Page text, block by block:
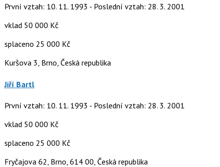
První vztah: 10. 11. 1993 - Poslední vztah: 28. 3. 2001
vklad 50 000 Kč
splaceno 25 000 Kč
Kuršova 3, Brno, Česká republika
Jiří Bartl
První vztah: 10. 11. 1993 - Poslední vztah: 28. 3. 2001
vklad 50 000 Kč
splaceno 25 000 Kč
Fryčajova 62, Brno, 614 00, Česká republika